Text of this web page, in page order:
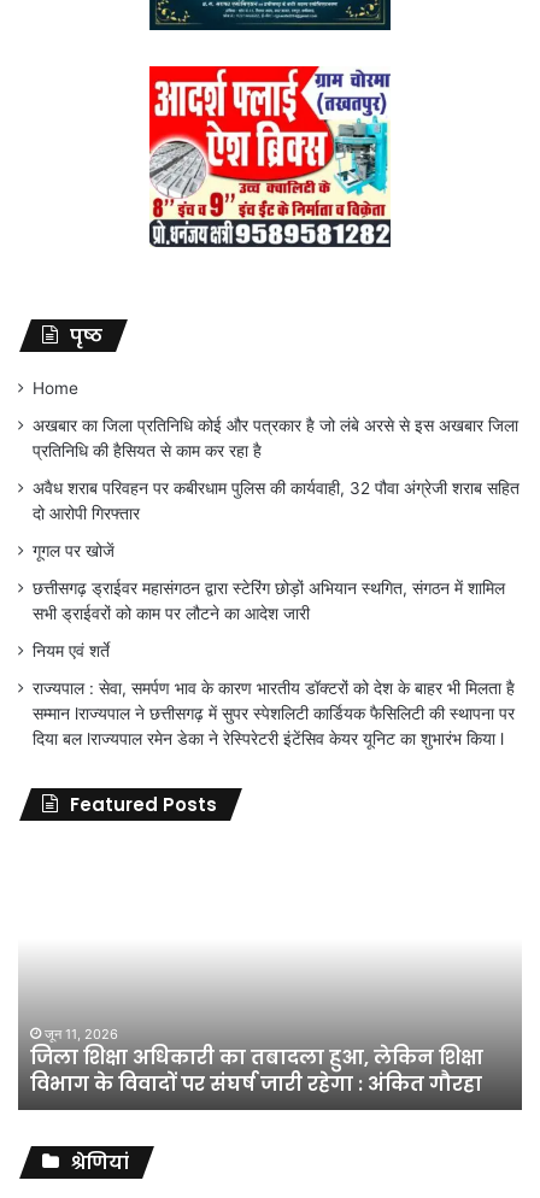
पृष्ठ
Home
अखबार का जिला प्रतिनिधि कोई और पत्रकार है जो लंबे अरसे से इस अखबार जिला
प्रतिनिधि की हैसियत से काम कर रहा है
अवैध शराब परिवहन पर कबीरधाम पुलिस की कार्यवाही, 32 पौवा अंग्रेजी शराब सहित
दो आरोपी गिरफ्तार
गूगल पर खोजें
छत्तीसगढ़ ड्राईवर महासंगठन द्वारा स्टेरिंग छोड़ों अभियान स्थगित, संगठन में शामिल
सभी ड्राईवरों को काम पर लौटने का आदेश जारी
नियम एवं शर्ते
राज्यपाल : सेवा, समर्पण भाव के कारण भारतीय डॉक्टरों को देश के बाहर भी मिलता है
सम्मान lराज्यपाल ने छत्तीसगढ़ में सुपर स्पेशलिटी कार्डियक फैसिलिटी की स्थापना पर
दिया बल lराज्यपाल रमेन डेका ने रेस्पिरेटरी इंटेंसिव केयर यूनिट का शुभारंभ किया l
Featured Posts
शिक्षा
विभाग
विवादों
संघर्ष
जारी
जून 11, 2026
जिला शिक्षा अधिकारी का तबादला हुआ, लेकिन शिक्षा
विभाग के विवादों पर संघर्ष जारी रहेगा : अंकित गौरहा
श्रेणियां